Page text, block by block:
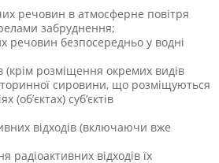
речовин в атмосферне повітря
забруднення;
речовин безпосередньо у водні
(крім розміщення окремих видів
вторинної сировини, що розміщуються
(об’єктах) суб’єктів
відходів (включаючи вже
радіоактивних відходів їх